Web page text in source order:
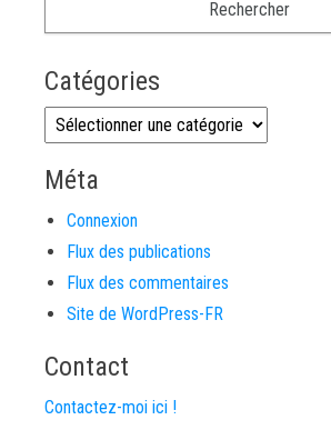
Catégories
Catégories
Méta
Connexion
Flux des publications
Flux des commentaires
Site de WordPress-FR
Contact
Contactez-moi ici !